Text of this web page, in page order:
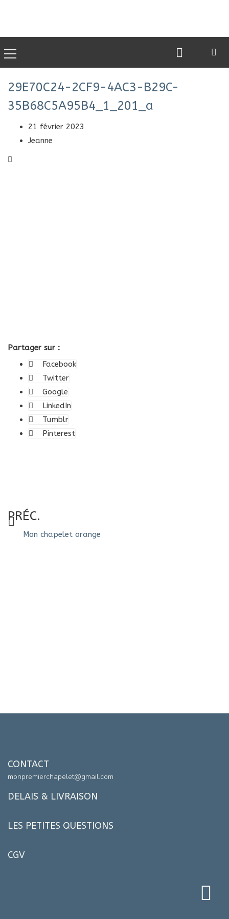
29E70C24-2CF9-4AC3-B29C-
35B68C5A95B4_1_201_a
21 février 2023
Jeanne
Partager sur :
Facebook
Twitter
Google
LinkedIn
Tumblr
Pinterest
PRÉC.
Mon chapelet orange
CONTACT
monpremierchapelet@gmail.com
DELAIS & LIVRAISON
LES PETITES QUESTIONS
CGV